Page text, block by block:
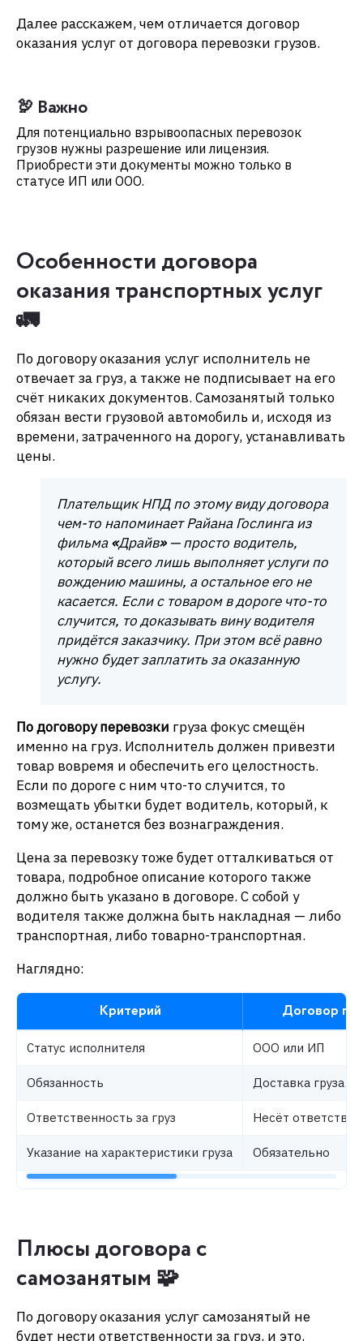
Далее расскажем, чем отличается договор
оказания услуг от договора перевозки грузов.
🦃 Важно
Для потенциально взрывоопасных перевозок
грузов нужны разрешение или лицензия.
Приобрести эти документы можно только в
статусе ИП или ООО.
Особенности договора
оказания транспортных услуг
🚛
По договору оказания услуг исполнитель не
отвечает за груз, а также не подписывает на его
счёт никаких документов. Самозанятый только
обязан вести грузовой автомобиль и, исходя из
времени, затраченного на дорогу, устанавливать
цены.
Плательщик НПД по этому виду договора
чем-то напоминает Райана Гослинга из
фильма«Драйв»— просто водитель,
который всего лишь выполняет услуги по
вождению машины, а остальное его не
касается. Если с товаром в дороге что-то
случится, то доказывать вину водителя
придётся заказчику. При этом всё равно
нужно будет заплатить за оказанную
услугу.
По договору перевозки груза фокус смещён
именно на груз. Исполнитель должен привезти
товар вовремя и обеспечить его целостность.
Если по дороге с ним что-то случится, то
возмещать убытки будет водитель, который, к
тому же, останется без вознаграждения.
Цена за перевозку тоже будет отталкиваться от
товара, подробное описание которого также
должно быть указано в договоре. С собой у
водителя также должна быть накладная — либо
транспортная, либо товарно-транспортная.
Наглядно:
Критерий Договор
Статус исполнителя ООО или ИП
Обязанность Доставка груза в
Ответственность за груз Несёт
Указание на характеристики груза Обязательно
Плюсы договора с
самозанятым 🧩
По договору оказания услуг самозанятый не
будет нести ответственности за груз, и это,